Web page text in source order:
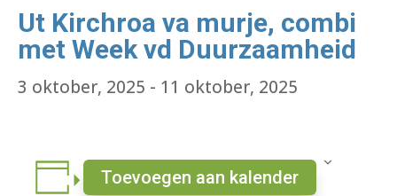
Ut Kirchroa va murje, combi
met Week vd Duurzaamheid
3 oktober, 2025 - 11 oktober, 2025
Toevoegen aan kalender